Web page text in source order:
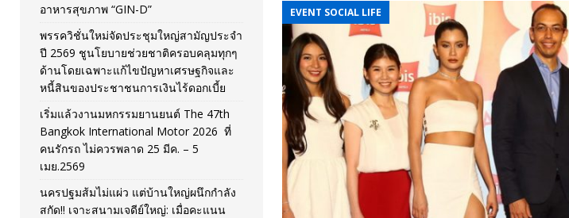
วันที่สายอนุรักษ์นิยมเลิกรบกันเอง
PR NEWS
[ November 26, 2025 ] i-Motor เปิดตัว BREEZE ปักธงผู้นำ EV สองล้อที่เข้าใจผู้ใช้ไทยมากที่สุด
AUTO NEWS
[ April 30, 2026 ] จุฬาฯ เปิดตัวโครงการ ต้นแบบนวัตกรรมอาหารสุขภาพ “GIN-D” EVENT SOCIAL LIFE
EVENT SOCIAL LIFE
อาหารสุขภาพ “GIN-D”
พรรควิชั่นใหม่จัดประชุมใหญ่สามัญประจำ
ปี 2569 ชูนโยบายช่วยชาติครอบคลุมทุกๆ
ด้านโดยเฉพาะแก้ไขปัญหาเศรษฐกิจและ
หนี้สินของประชาชนการเงินไร้ดอกเบี้ย
เริ่มแล้วงานมหกรรมยานยนต์ The 47th
Bangkok International Motor 2026 ที่
คนรักรถ ไม่ควรพลาด 25 มีค. – 5
เมย.2569
นครปฐมส้มไม่แผ่ว แต่บ้านใหญ่ผนึกกำลัง
สกัด!! เจาะสนามเจดีย์ใหญ่: เมื่อคะแนน